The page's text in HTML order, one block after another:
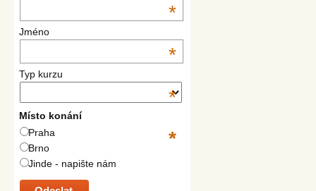
*
Jméno
*
Typ kurzu
*
Místo konání
*
Praha
Brno
Jinde - napište nám